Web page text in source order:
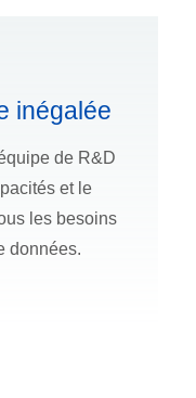
inégalée
de R&D
et le
les besoins
données.